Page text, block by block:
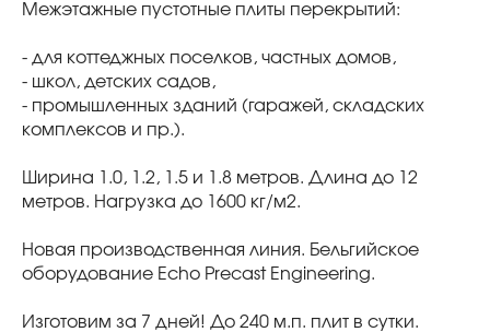
Межэтажные пустотные плиты перекрытий:
- для коттеджных поселков, частных домов,
- школ, детских садов,
- промышленных зданий (гаражей, складских
комплексов и пр.).
Ширина 1.0, 1.2, 1.5 и 1.8 метров. Длина до 12
метров. Нагрузка до 1600 кг/м2.
Новая производственная линия. Бельгийское
оборудование Echo Precast Engineering.
Изготовим за 7 дней! До 240 м.п. плит в сутки.